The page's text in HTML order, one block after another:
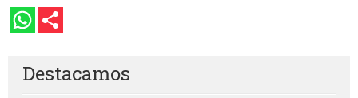
Destacamos